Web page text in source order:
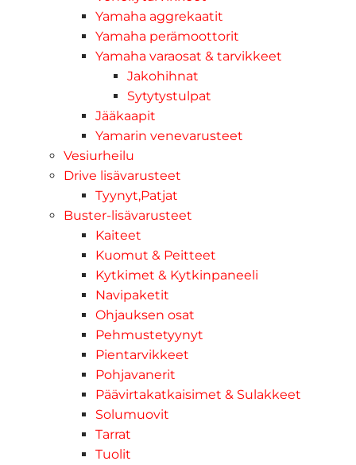
Yamaha aggrekaatit
Yamaha perämoottorit
Yamaha varaosat & tarvikkeet
Jakohihnat
Sytytystulpat
Jääkaapit
Yamarin venevarusteet
Vesiurheilu
Drive lisävarusteet
Tyynyt,Patjat
Buster-lisävarusteet
Kaiteet
Kuomut & Peitteet
Kytkimet & Kytkinpaneeli
Navipaketit
Ohjauksen osat
Pehmustetyynyt
Pientarvikkeet
Pohjavanerit
Päävirtakatkaisimet & Sulakkeet
Solumuovit
Tarrat
Tuolit